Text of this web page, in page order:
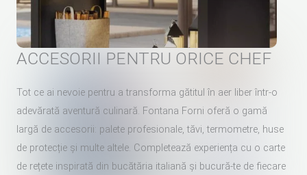
ACCESORII PENTRU ORICE CHEF
Tot ce ai nevoie pentru a transforma gătitul în aer liber într-o
adevărată aventură culinară. Fontana Forni oferă o gamă
largă de accesorii: palete profesionale, tăvi, termometre, huse
de protecție și multe altele. Completează experiența cu o carte
de rețete inspirată din bucătăria italiană și bucură-te de fiecare